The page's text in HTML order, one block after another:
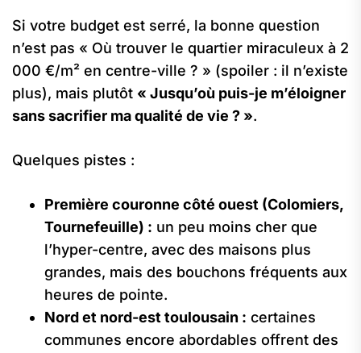
Si votre budget est serré, la bonne question
n’est pas « Où trouver le quartier miraculeux à 2
000 €/m² en centre-ville ? » (spoiler : il n’existe
plus), mais plutôt « Jusqu’où puis-je m’éloigner
sans sacrifier ma qualité de vie ? ».
Quelques pistes :
Première couronne côté ouest (Colomiers,
Tournefeuille) : un peu moins cher que
l’hyper-centre, avec des maisons plus
grandes, mais des bouchons fréquents aux
heures de pointe.
Nord et nord-est toulousain : certaines
communes encore abordables offrent des